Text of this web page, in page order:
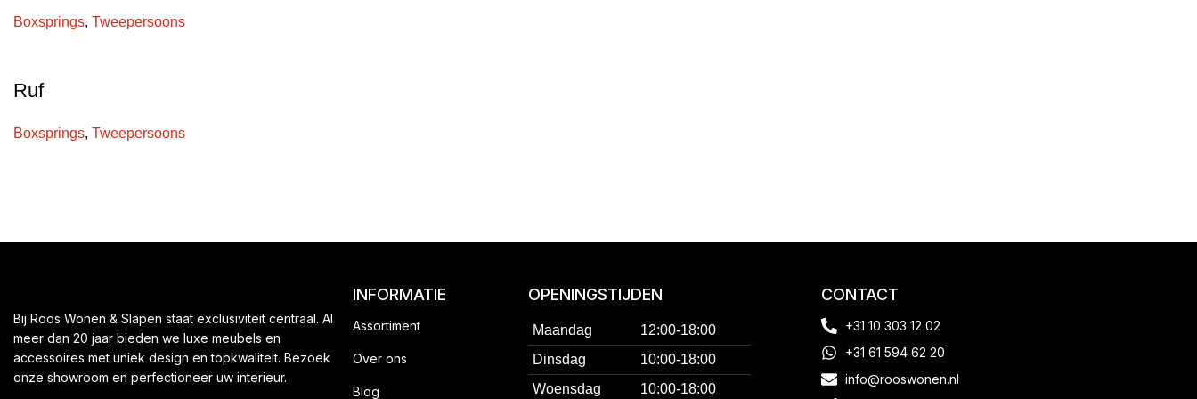
Boxsprings,Tweepersoons
Ruf
Boxsprings,Tweepersoons
Bij Roos Wonen & Slapen staat exclusiviteit centraal. Al
meer dan 20 jaar bieden we luxe meubels en
accessoires met uniek design en topkwaliteit. Bezoek
onze showroom en perfectioneer uw interieur.
INFORMATIE
Assortiment
Over ons
Blog
OPENINGSTIJDEN
Maandag
12:00-18:00
Dinsdag
10:00-18:00
Woensdag
10:00-18:00
CONTACT
+31 10 303 12 02
+31 61 594 62 20
info@rooswonen.nl